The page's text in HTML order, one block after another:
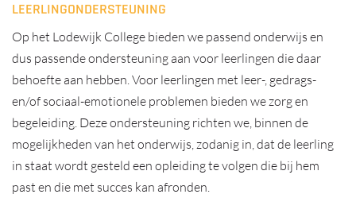
LEERLINGONDERSTEUNING
Op het Lodewijk College bieden we passend onderwijs en
dus passende ondersteuning aan voor leerlingen die daar
behoefte aan hebben. Voor leerlingen met leer-, gedrags-
en/of sociaal-emotionele problemen bieden we zorg en
begeleiding. Deze ondersteuning richten we, binnen de
mogelijkheden van het onderwijs, zodanig in, dat de leerling
in staat wordt gesteld een opleiding te volgen die bij hem
past en die met succes kan afronden.